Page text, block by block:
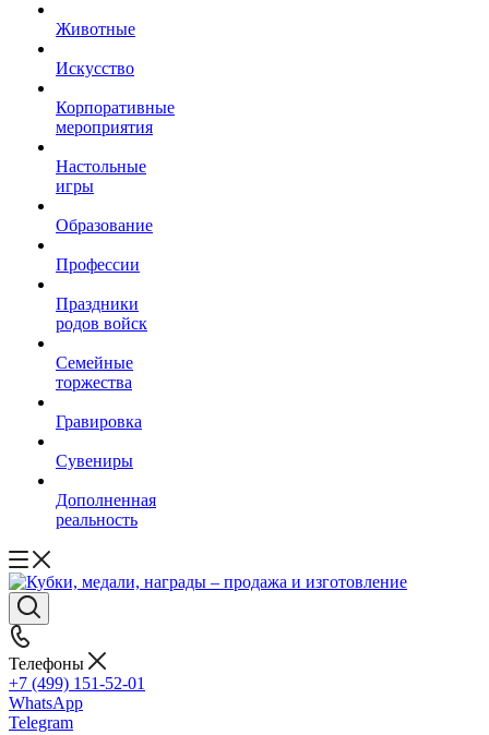
Животные
Искусство
Корпоративные
мероприятия
Настольные
игры
Образование
Профессии
Праздники
родов войск
Семейные
торжества
Гравировка
Сувениры
Дополненная
реальность
Телефоны
+7 (499) 151-52-01
WhatsApp
Telegram